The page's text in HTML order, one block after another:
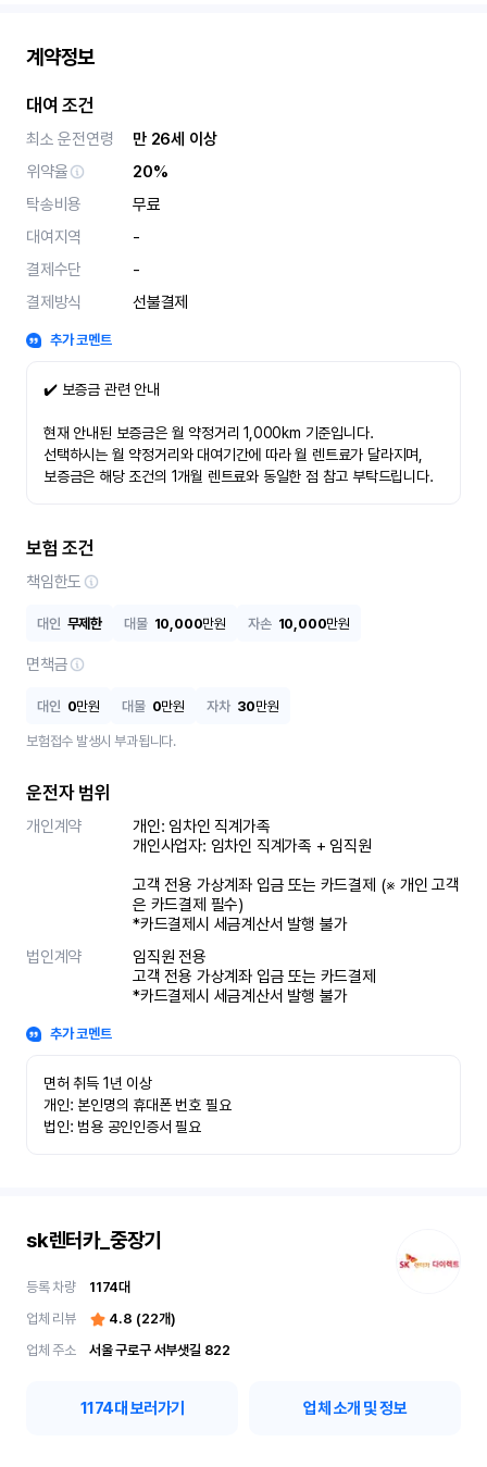
계약정보
대여 조건
최소 운전연령
만 26세 이상
위약율
20%
탁송비용
무료
대여지역
-
결제수단
-
결제방식
선불결제
추가 코멘트
✔️ 보증금 관련 안내
현재 안내된 보증금은 월 약정거리 1,000km 기준입니다.
선택하시는 월 약정거리와 대여기간에 따라 월 렌트료가 달라지며,
보증금은 해당 조건의 1개월 렌트료와 동일한 점 참고 부탁드립니다.
보험 조건
책임한도
대인 무제한 대물 10,000만원 자손 10,000만원
면책금
대인 0만원 대물 0만원 자차 30만원
보험접수 발생시 부과됩니다.
운전자 범위
개인계약
개인: 임차인 직계가족
개인사업자: 임차인 직계가족 + 임직원
고객 전용 가상계좌 입금 또는 카드결제 (※ 개인 고객
은 카드결제 필수)
*카드결제시 세금계산서 발행 불가
법인계약
임직원 전용
고객 전용 가상계좌 입금 또는 카드결제
*카드결제시 세금계산서 발행 불가
추가 코멘트
면허 취득 1년 이상
개인: 본인명의 휴대폰 번호 필요
법인: 범용 공인인증서 필요
sk렌터카_중장기
등록 차량 1174대
업체 리뷰
4.8 (22개)
업체 주소
서울 구로구 서부샛길 822
1174대 보러가기 업체 소개 및 정보